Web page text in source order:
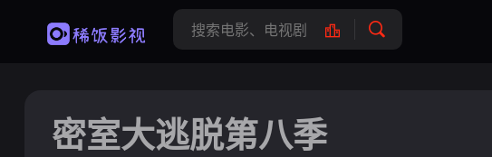
密室大逃脱第八季